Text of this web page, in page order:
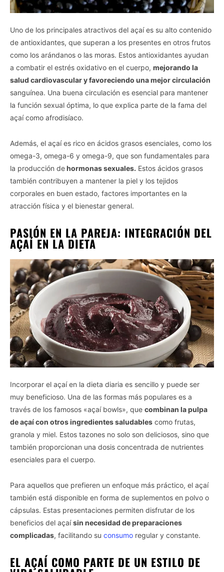
Uno de los principales atractivos del açaí es su alto contenido
de antioxidantes, que superan a los presentes en otros frutos
como los arándanos o las moras. Estos antioxidantes ayudan
a combatir el estrés oxidativo en el cuerpo, mejorando la
salud cardiovascular y favoreciendo una mejor circulación
sanguínea. Una buena circulación es esencial para mantener
la función sexual óptima, lo que explica parte de la fama del
açaí como afrodisíaco.
Además, el açaí es rico en ácidos grasos esenciales, como los
omega-3, omega-6 y omega-9, que son fundamentales para
la producción dehormonas sexuales. Estos ácidos grasos
también contribuyen a mantener la piel y los tejidos
corporales en buen estado, factores importantes en la
atracción física y el bienestar general.
PASIÓN EN LA PAREJA: INTEGRACIÓN DEL
AÇAÍ EN LA DIETA
Incorporar el açaí en la dieta diaria es sencillo y puede ser
muy beneficioso. Una de las formas más populares es a
través de los famosos «açaí bowls», que combinan la pulpa
de açaí con otros ingredientes saludables como frutas,
granola y miel. Estos tazones no solo son deliciosos, sino que
también proporcionan una dosis concentrada de nutrientes
esenciales para el cuerpo.
Para aquellos que prefieren un enfoque más práctico, el açaí
también está disponible en forma de suplementos en polvo o
cápsulas. Estas presentaciones permiten disfrutar de los
beneficios del açaísin necesidad de preparaciones
complicadas, facilitando su consumo regular y constante.
EL AÇAÍ COMO PARTE DE UN ESTILO DE